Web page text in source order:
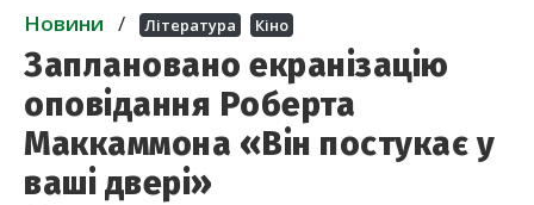
Новини / Література Кіно
Заплановано екранізацію
оповідання Роберта
Маккаммона «Він постукає у
ваші двері»